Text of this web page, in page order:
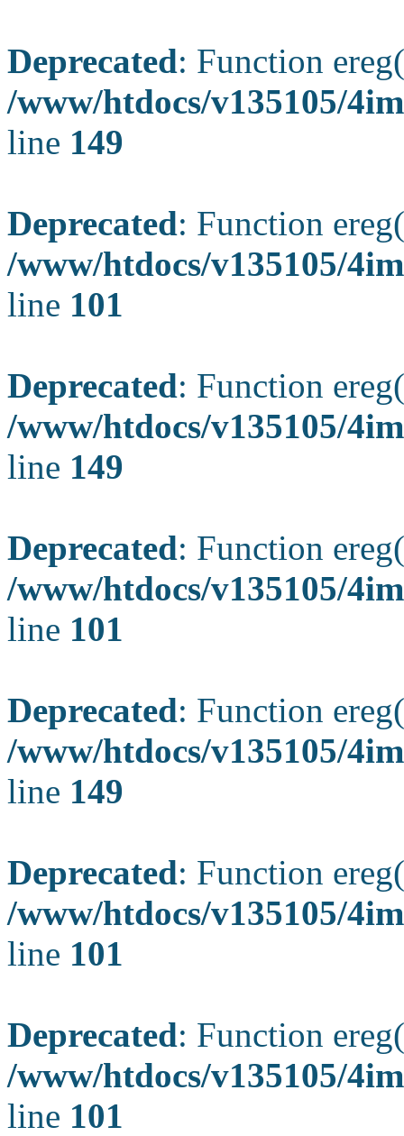
Deprecated: Function
/www/htdocs/v135105/
line 149
Deprecated: Function
/www/htdocs/v135105/
line 101
Deprecated: Function
/www/htdocs/v135105/
line 149
Deprecated: Function
/www/htdocs/v135105/
line 101
Deprecated: Function
/www/htdocs/v135105/
line 149
Deprecated: Function
/www/htdocs/v135105/
line 101
Deprecated: Function
/www/htdocs/v135105/
line 101